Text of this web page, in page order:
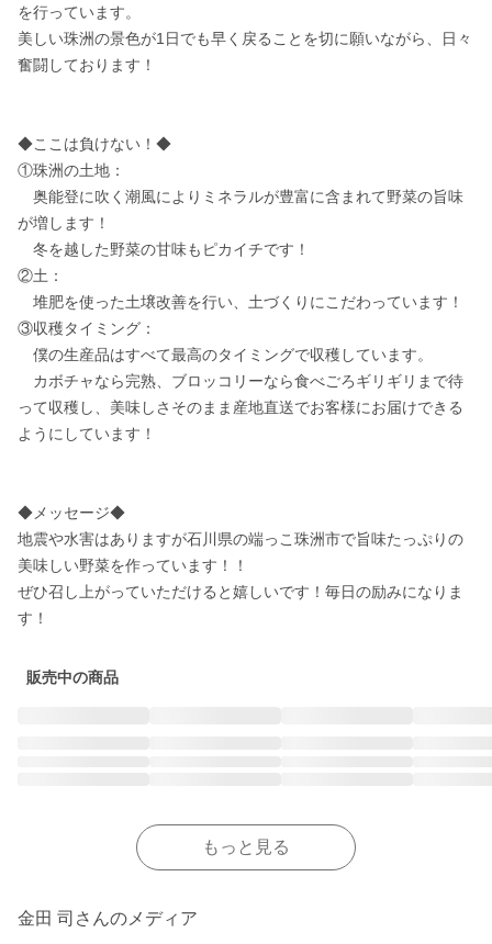
を行っています。
美しい珠洲の景色が1日でも早く戻ることを切に願いながら、日々
奮闘しております！
◆ここは負けない！◆
①珠洲の土地：
奥能登に吹く潮風によりミネラルが豊富に含まれて野菜の旨味
が増します！
冬を越した野菜の甘味もピカイチです！
②土：
堆肥を使った土壌改善を行い、土づくりにこだわっています！
③収穫タイミング：
僕の生産品はすべて最高のタイミングで収穫しています。
カボチャなら完熟、ブロッコリーなら食べごろギリギリまで待
って収穫し、美味しさそのまま産地直送でお客様にお届けできる
ようにしています！
◆メッセージ◆
地震や水害はありますが石川県の端っこ珠洲市で旨味たっぷりの
美味しい野菜を作っています！！
ぜひ召し上がっていただけると嬉しいです！毎日の励みになりま
販売中の商品
もっと見る
金田 司さんのメディア